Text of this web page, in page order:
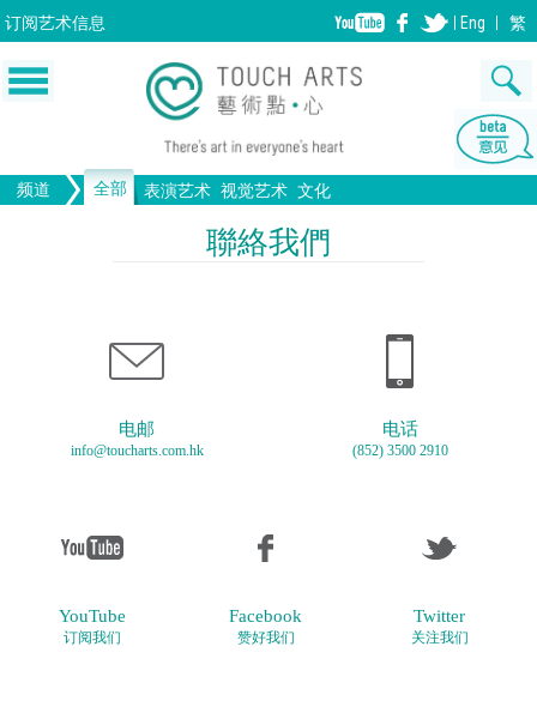
订阅艺术信息 Eng 繁
频道 全部 表演艺术 视觉艺术 文化
舞蹈
戏剧
画图 版画
文物 全部文化
聯絡我們
电邮
info@toucharts.com.hk
电话
(852) 3500 2910
YouTube
订阅我们
Facebook
赞好我们
Twitter
关注我们